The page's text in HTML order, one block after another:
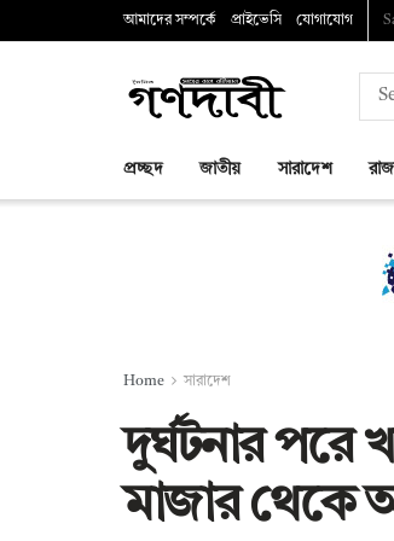
আমাদের সম্পর্কে প্রাইভেসি যোগাযোগ
প্রচ্ছদ জাতীয় সারাদেশ
Home সারাদেশ
দুর্ঘটনার পরে
মাজার থেকে